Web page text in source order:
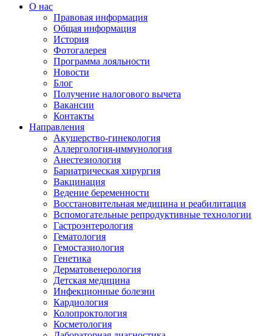
О нас
Правовая информация
Общая информация
История
Фотогалерея
Программа лояльности
Новости
Блог
Получение налогового вычета
Вакансии
Контакты
Направления
Акушерство-гинекология
Аллергология-иммунология
Анестезиология
Бариатрическая хирургия
Вакцинация
Ведение беременности
Восстановительная медицина и реабилитация
Вспомогательные репродуктивные технологии
Гастроэнтерология
Гематология
Гемостазиология
Генетика
Дерматовенерология
Детская медицина
Инфекционные болезни
Кардиология
Колопроктология
Косметология